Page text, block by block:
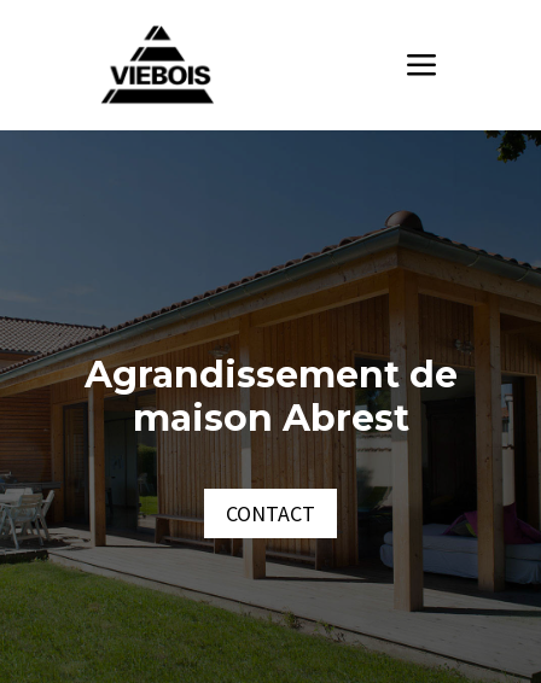
Agrandissement de
maison Abrest
CONTACT